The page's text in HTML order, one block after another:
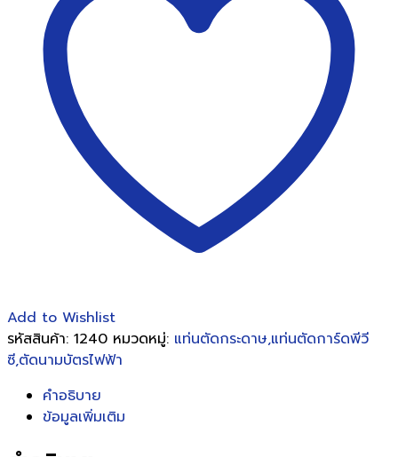
กระดาษFELLOWES(แบบ
หยัก+ตัด
พับ)2อัน2แบบ
Add to Wishlist
รหัสสินค้า: 1240 หมวดหมู่: แท่นตัดกระดาษ,แท่นตัดการ์ดพีวี
ซี,ตัดนามบัตรไฟฟ้า
คำอธิบาย
ข้อมูลเพิ่มเติม